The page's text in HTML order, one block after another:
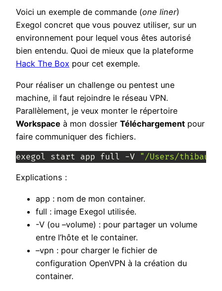
Voici un exemple de commande (one liner)
Exegol concret que vous pouvez utiliser, sur un
environnement pour lequel vous êtes autorisé
bien entendu. Quoi de mieux que la plateforme
Hack The Box pour cet exemple.
Pour réaliser un challenge ou pentest une
machine, il faut rejoindre le réseau VPN.
Parallèlement, je veux monter le répertoire
Workspace à mon dossier Téléchargement pour
faire communiquer des fichiers.
exegol start app full -V "/Users/thibault/
Explications :
app : nom de mon container.
full : image Exegol utilisée.
-V (ou –volume) : pour partager un volume
entre l’hôte et le container.
–vpn : pour charger le fichier de
configuration OpenVPN à la création du
container.